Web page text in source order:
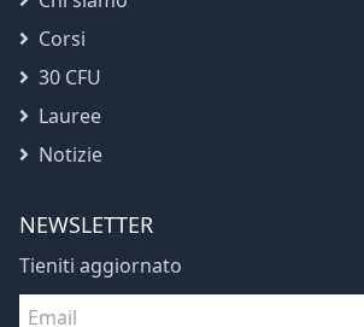
Corsi
30 CFU
Lauree
Notizie
NEWSLETTER
Tieniti aggiornato